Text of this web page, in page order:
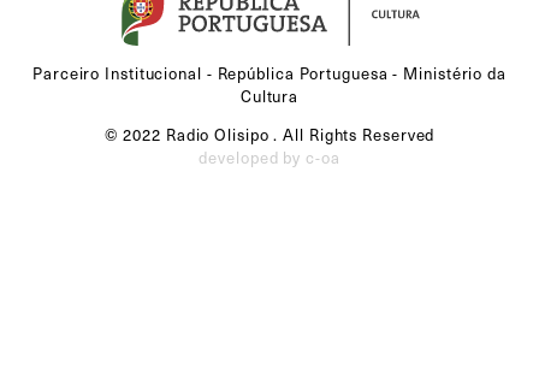
Parceiro Institucional - República Portuguesa - Ministério da
Cultura
© 2022 Radio Olisipo . All Rights Reserved
developed by c-oa